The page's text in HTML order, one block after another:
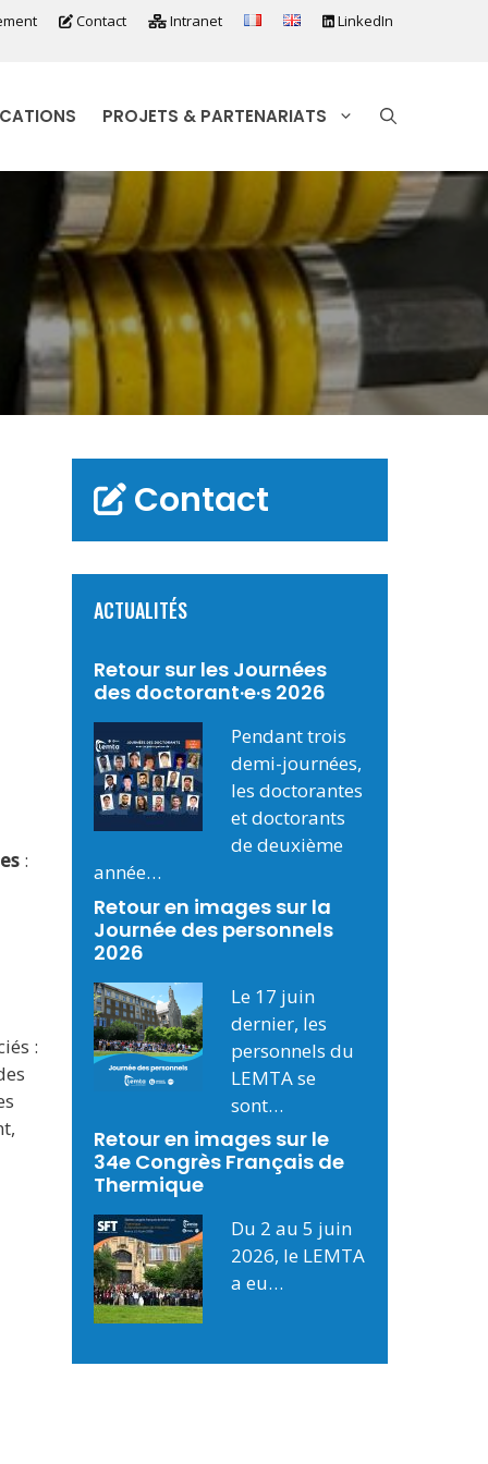
Contact Intranet LinkedIn
PROJETS & PARTENARIATS
:
:
Contact
ACTUALITÉS
Retour sur les Journées
des doctorant·e·s 2026
Pendant trois
demi-journées,
les doctorantes
et doctorants
de deuxième
année…
Retour en images sur la
Journée des personnels
2026
Le 17 juin
dernier, les
personnels du
LEMTA se
sont…
Retour en images sur le
34e Congrès Français de
Thermique
Du 2 au 5 juin
2026, le LEMTA
a eu…